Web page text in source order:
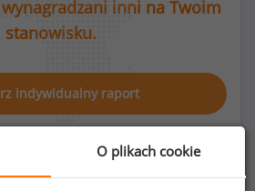
inni na Twoim
stanowisku.
indywidualny raport
O plikach cookie